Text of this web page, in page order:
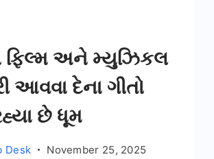
ફિલ્મ અને મ્યુઝિકલ
આવવા દેના ગીતો
છે ધૂમ
Desk November 25, 2025